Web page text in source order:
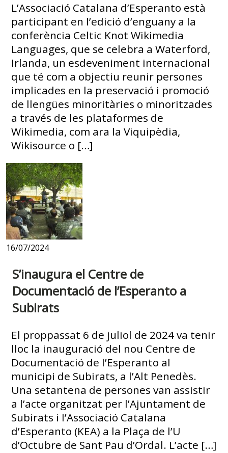
L’Associació Catalana d’Esperanto està
participant en l’edició d’enguany a la
conferència Celtic Knot Wikimedia
Languages, que se celebra a Waterford,
Irlanda, un esdeveniment internacional
que té com a objectiu reunir persones
implicades en la preservació i promoció
de llengües minoritàries o minoritzades
a través de les plataformes de
Wikimedia, com ara la Viquipèdia,
Wikisource o […]
16/07/2024
S’inaugura el Centre de
Documentació de l’Esperanto a
Subirats
El proppassat 6 de juliol de 2024 va tenir
lloc la inauguració del nou Centre de
Documentació de l’Esperanto al
municipi de Subirats, a l’Alt Penedès.
Una setantena de persones van assistir
a l’acte organitzat per l’Ajuntament de
Subirats i l’Associació Catalana
d’Esperanto (KEA) a la Plaça de l’U
d’Octubre de Sant Pau d’Ordal. L’acte […]